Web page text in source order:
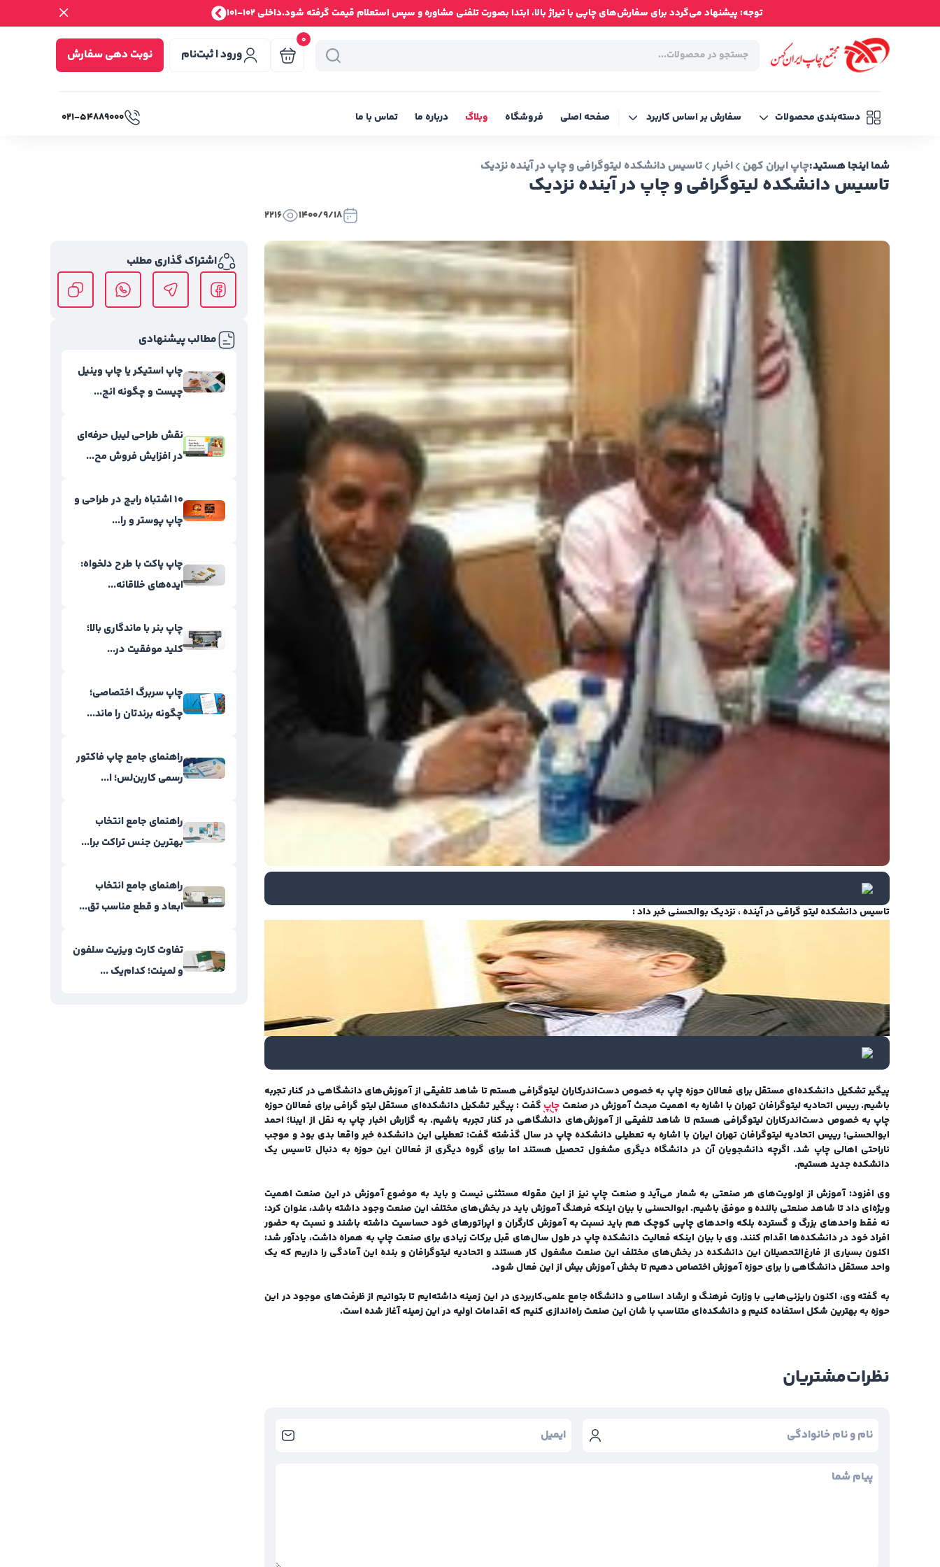
توجه: پیشنهاد می‌گردد برای سفارش‌های چاپی با تیراژ بالا، ابتدا بصورت تلفنی مشاوره و سپس استعلام قیمت گرفته شود.داخلی 102-101
0
ورود | ثبت‌نام نوبت دهی سفارش
دسته‌بندی محصولات سفارش بر اساس کاربرد صفحه اصلی فروشگاه وبلاگ درباره ما تماس با ما ۰۲۱-۵۴۸۸۹۰۰۰
تاسیس دانشکده لیتوگرافی و چاپ در آینده نزدیک
شما اینجا هستید:چاپ ایران کهن اخبار تاسیس دانشکده لیتوگرافی و چاپ در آینده نزدیک
1400/9/18
2216
تاسیس دانشکده لیتو گرافی در آینده ، نزدیک بوالحسنی خبر داد :
پیگیر تشکیل دانشکد‌ه‌ای مستقل برای فعالان حوزه چاپ به خصوص دست‌اندرکاران لیتوگرافی هستم تا شاهد تلفیقی از آموزش‌های دانشگاهی در کنار تجربه
باشیم. رییس اتحادیه لیتوگرافان تهران با اشاره به اهمیت مبحث آموزش در صنعتچاپگفت : پیگیر تشکیل دانشکد‌ه‌ای مستقل لیتو گرافی برای فعالان حوزه
چاپ به خصوص دست‌اندرکاران لیتوگرافی هستم تا شاهد تلفیقی از آموزش‌های دانشگاهی در کنار تجربه باشیم. به گزارش اخبار چاپ به نقل از ایبنا؛ احمد
ابوالحسنی؛ رییس اتحادیه لیتوگرافان تهران ایران با اشاره به تعطیلی دانشکده چاپ در سال گذشته گفت: تعطیلی این دانشکده خبر واقعا بدی بود و موجب
ناراحتی اهالی چاپ شد. اگرچه دانشجویان آن در دانشگاه دیگری مشغول تحصیل هستند اما برای گروه دیگری از فعالان این حوزه به دنبال تاسیس یک
دانشکده جدید هستیم.
وی افزود: آموزش از اولویت‌های هر صنعتی به شمار می‌آید و صنعت چاپ نیز از این مقوله مستثنی نیست و باید به موضوع آموزش در این صنعت اهمیت
ویژه‌ای داد تا شاهد صنعتی بالنده و موفق باشیم. ابوالحسنی با بیان اینکه فرهنگ آموزش باید در بخش‌های مختلف این صنعت وجود داشته باشد، عنوان کرد:
نه فقط واحدهای بزرگ و گسترده بلکه واحدهای چاپی کوچک هم باید نسبت به آموزش کارگران و اپراتورهای خود حساسیت داشته باشند و نسبت به حضور
افراد خود در دانشکده‌ها اقدام کنند. وی با بیان اینکه فعالیت دانشکده چاپ در طول سال‌های قبل برکات زیادی برای صنعت چاپ به همراه داشت، یادآور شد:
اکنون بسیاری از فارغ‌التحصیلان این دانشکده در بخش‌های مختلف این صنعت مشغول کار هستند و اتحادیه لیتوگرافان و بنده این آمادگی را داریم که یک
واحد مستقل دانشگاهی را برای حوزه آموزش اختصاص دهیم تا بخش آموزش بیش از این فعال شود.
به گفته وی، اکنون رایزنی‌هایی با وزارت فرهنگ و ارشاد اسلامی و دانشگاه جامع علمی‌ـ‌کاربردی در این زمینه داشته‌ایم تا بتوانیم از ظرفت‌های موجود در این
حوزه به بهترین شکل استفاده کنیم و دانشکد‌ه‌ای متناسب با شان این صنعت راه‌اندازی کنیم که اقدامات اولیه در این زمینه آغاز شده است.
نظراتمشتریان
اشتراک گذاری مطلب
مطالب پیشنهادی
چاپ استیکر یا چاپ وینیل
چیست و چگونه انج...
نقش طراحی لیبل حرفه‌ای
در افزایش فروش مح...
۱۰ اشتباه رایج در طراحی و
چاپ پوستر و را...
چاپ پاکت با طرح دلخواه:
ایده‌های خلاقانه...
چاپ بنر با ماندگاری بالا؛
کلید موفقیت در...
چاپ سربرگ اختصاصی؛
چگونه برندتان را ماند...
راهنمای جامع چاپ فاکتور
رسمی کاربن‌لس؛ ا...
راهنمای جامع انتخاب
بهترین جنس تراکت برا...
راهنمای جامع انتخاب
ابعاد و قطع مناسب تق...
تفاوت کارت ویزیت سلفون
و لمینت؛ کدام‌یک ...